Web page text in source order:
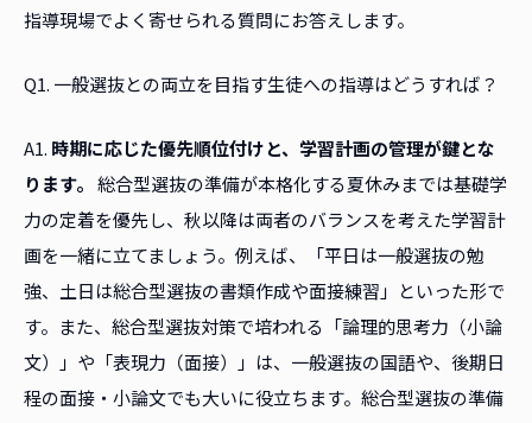
指導現場でよく寄せられる質問にお答えします。
Q1. 一般選抜との両立を目指す生徒への指導はどうすれば？
A1. 時期に応じた優先順位付けと、学習計画の管理が鍵とな
ります。 総合型選抜の準備が本格化する夏休みまでは基礎学
力の定着を優先し、秋以降は両者のバランスを考えた学習計
画を一緒に立てましょう。例えば、「平日は一般選抜の勉
強、土日は総合型選抜の書類作成や面接練習」といった形で
す。また、総合型選抜対策で培われる「論理的思考力（小論
文）」や「表現力（面接）」は、一般選抜の国語や、後期日
程の面接・小論文でも大いに役立ちます。総合型選抜の準備